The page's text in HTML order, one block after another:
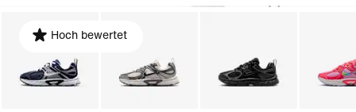
Hoch bewertet